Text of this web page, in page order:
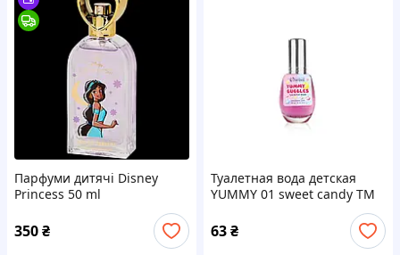
Парфуми дитячі Disney
Princess 50 ml
350₴
Туалетная вода детская
YUMMY 01 sweet candy ТМ
63₴